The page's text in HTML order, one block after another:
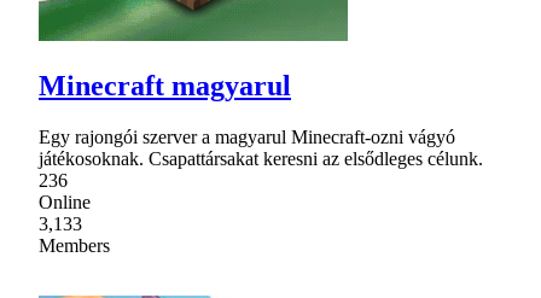
Minecraft magyarul
Egy rajongói szerver a magyarul Minecraft-ozni vágyó
játékosoknak. Csapattársakat keresni az elsődleges célunk.
236
Online
3,133
Members